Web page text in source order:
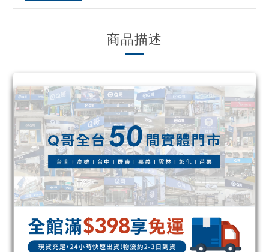
商品描述